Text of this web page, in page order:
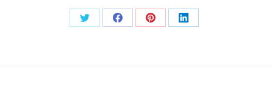
Share
Share
Share
Share